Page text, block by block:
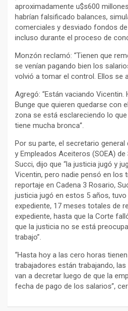
aproximadamente u$s600
habrían falsificado balances,
comerciales y desviado fondos
incluso durante el proceso de
Monzón reclamó: “Tienen que
se venían pagando bien los
volvió a tomar el control. Ellos se
Agregó: “Están vaciando
Bunge que quieren quedarse con
zona se está esclareciendo lo
tiene mucha bronca”.
Por su parte, el secretario
y Empleados Aceiteros (SOEA) de
Succi, dijo que “la justicia jugó y
Vicentin, pero nadie pensó en los
reportaje en Cadena 3 Rosario,
justicia jugó en estos 5 años,
expediente, 17 meses totales de
expediente, hasta que la Corte
que la justicia no se está
trabajo”.
“Hasta hoy a las cero horas
trabajadores están trabajando,
van a decretar luego de que la
fecha de pago de los salarios”,